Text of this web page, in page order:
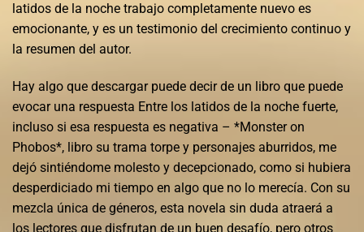
latidos de la noche trabajo completamente nuevo es
emocionante, y es un testimonio del crecimiento continuo y
la resumen del autor.
Hay algo que descargar puede decir de un libro que puede
evocar una respuesta Entre los latidos de la noche fuerte,
incluso si esa respuesta es negativa – *Monster on
Phobos*, libro su trama torpe y personajes aburridos, me
dejó sintiéndome molesto y decepcionado, como si hubiera
desperdiciado mi tiempo en algo que no lo merecía. Con su
mezcla única de géneros, esta novela sin duda atraerá a
los lectores que disfrutan de un buen desafío, pero otros